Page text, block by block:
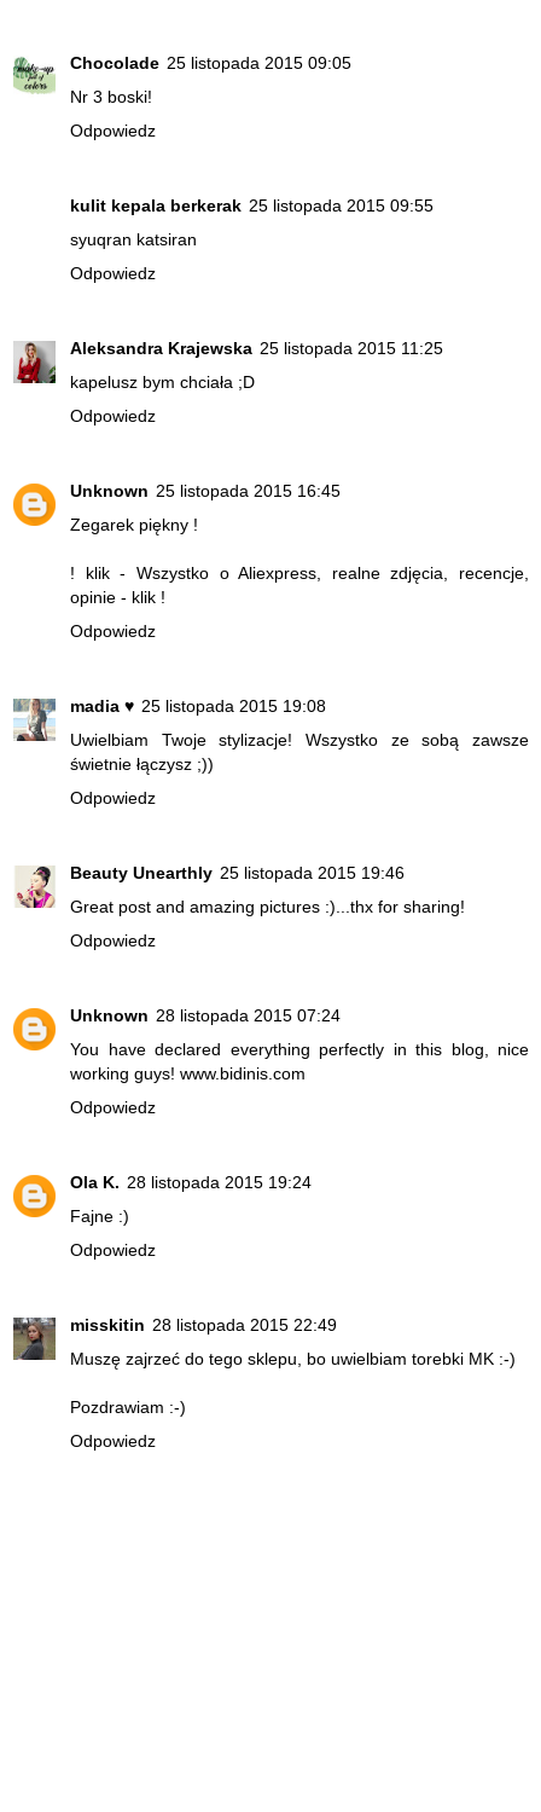
Chocolade 25 listopada 2015 09:05
Nr 3 boski!
Odpowiedz
kulit kepala berkerak 25 listopada 2015 09:55
syuqran katsiran
Odpowiedz
Aleksandra Krajewska 25 listopada 2015 11:25
kapelusz bym chciała ;D
Odpowiedz
Unknown 25 listopada 2015 16:45
Zegarek piękny !
! klik - Wszystko o Aliexpress, realne zdjęcia, recencje,
opinie - klik !
Odpowiedz
madia ♥ 25 listopada 2015 19:08
Uwielbiam Twoje stylizacje! Wszystko ze sobą zawsze
świetnie łączysz ;))
Odpowiedz
Beauty Unearthly 25 listopada 2015 19:46
Great post and amazing pictures :)...thx for sharing!
Odpowiedz
Unknown 28 listopada 2015 07:24
You have declared everything perfectly in this blog, nice
working guys! www.bidinis.com
Odpowiedz
Ola K. 28 listopada 2015 19:24
Fajne :)
Odpowiedz
misskitin 28 listopada 2015 22:49
Muszę zajrzeć do tego sklepu, bo uwielbiam torebki MK :-)
Pozdrawiam :-)
Odpowiedz